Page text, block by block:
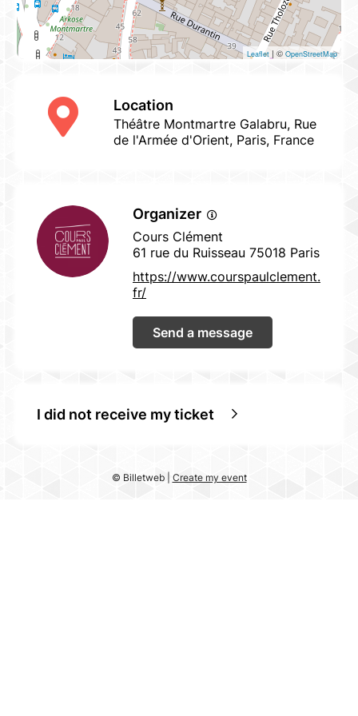
Leaflet | © OpenStreetMap
Location
Théâtre Montmartre Galabru, Rue
de l'Armée d'Orient, Paris, France
Organizer
Cours Clément
61 rue du Ruisseau 75018 Paris
https://www.courspaulclement.
fr/
Send a message
I did not receive my ticket
© Billetweb | Create my event